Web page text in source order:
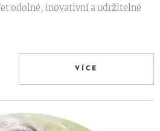
odolné, inovativní a udržitelné
VÍCE